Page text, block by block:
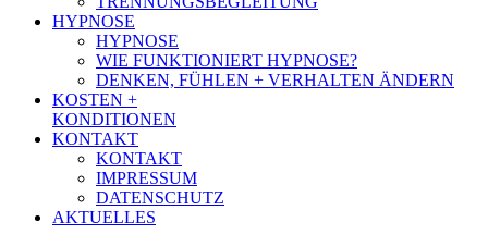
HYPNOSE
HYPNOSE
WIE FUNKTIONIERT HYPNOSE?
DENKEN, FÜHLEN + VERHALTEN ÄNDERN
KOSTEN +
KONDITIONEN
KONTAKT
KONTAKT
IMPRESSUM
DATENSCHUTZ
AKTUELLES